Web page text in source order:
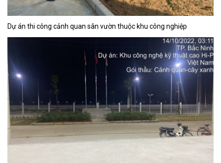
Dự án thi công cảnh quan sân vườn thuộc khu công nghiệp